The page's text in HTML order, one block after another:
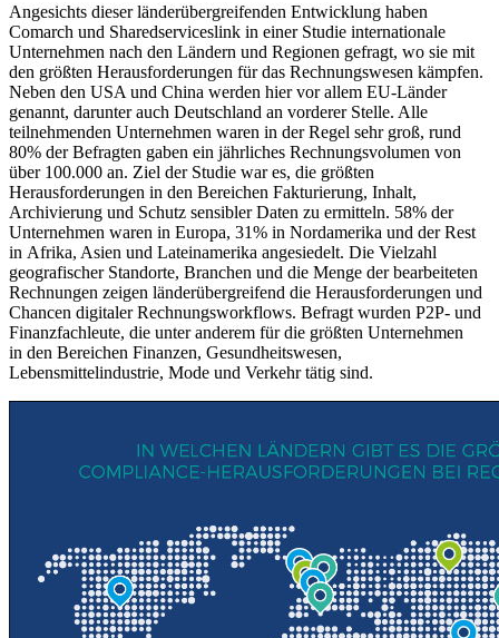
Angesichts dieser länderübergreifenden Entwicklung haben
Comarch und Sharedserviceslink in einer Studie internationale
Unternehmen nach den Ländern und Regionen gefragt, wo sie mit
den größten Herausforderungen für das Rechnungswesen kämpfen.
Neben den USA und China werden hier vor allem EU-Länder
genannt, darunter auch Deutschland an vorderer Stelle. Alle
teilnehmenden Unternehmen waren in der Regel sehr groß, rund
80% der Befragten gaben ein jährliches Rechnungsvolumen von
über 100.000 an. Ziel der Studie war es, die größten
Herausforderungen in den Bereichen Fakturierung, Inhalt,
Archivierung und Schutz sensibler Daten zu ermitteln. 58% der
Unternehmen waren in Europa, 31% in Nordamerika und der Rest
in Afrika, Asien und Lateinamerika angesiedelt. Die Vielzahl
geografischer Standorte, Branchen und die Menge der bearbeiteten
Rechnungen zeigen länderübergreifend die Herausforderungen und
Chancen digitaler Rechnungsworkflows. Befragt wurden P2P- und
Finanzfachleute, die unter anderem für die größten Unternehmen
in den Bereichen Finanzen, Gesundheitswesen,
Lebensmittelindustrie, Mode und Verkehr tätig sind.